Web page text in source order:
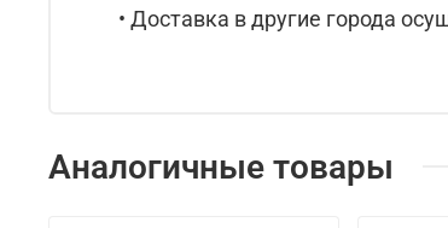
• Доставка в другие города
Аналогичные товары